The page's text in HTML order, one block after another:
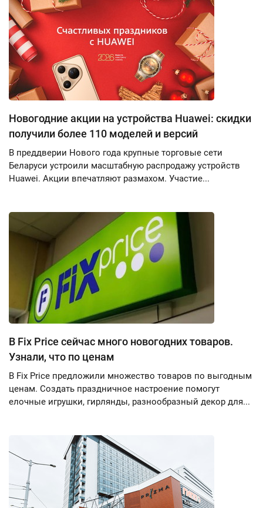
Новогодние акции на устройства Huawei: скидки
получили более 110 моделей и версий
В преддверии Нового года крупные торговые сети
Беларуси устроили масштабную распродажу устройств
Huawei. Акции впечатляют размахом. Участие...
В Fix Price сейчас много новогодних товаров.
Узнали, что по ценам
В Fix Price предложили множество товаров по выгодным
ценам. Создать праздничное настроение помогут
елочные игрушки, гирлянды, разнообразный декор для...